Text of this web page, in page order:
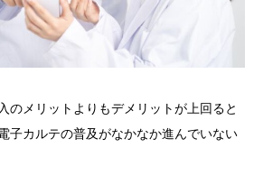
のメリットよりもデメリットが上回ると
子カルテの普及がなかなか進んでいない